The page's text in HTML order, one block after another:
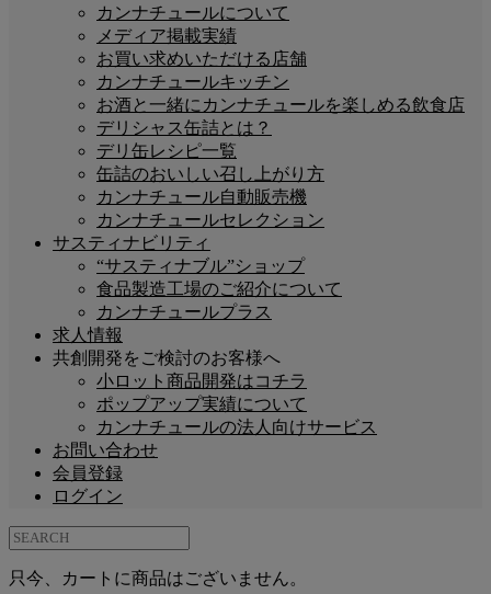
カンナチュールについて
メディア掲載実績
お買い求めいただける店舗
カンナチュールキッチン
お酒と一緒にカンナチュールを楽しめる飲食店
デリシャス缶詰とは？
デリ缶レシピ一覧
缶詰のおいしい召し上がり方
カンナチュール自動販売機
カンナチュールセレクション
サスティナビリティ
“サスティナブル”ショップ
食品製造工場のご紹介について
カンナチュールプラス
求人情報
共創開発をご検討のお客様へ
小ロット商品開発はコチラ
ポップアップ実績について
カンナチュールの法人向けサービス
お問い合わせ
会員登録
ログイン
只今、カートに商品はございません。